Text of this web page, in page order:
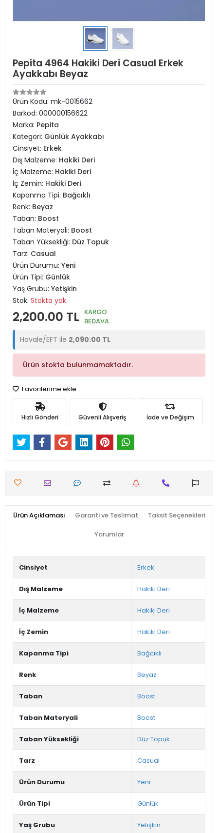
Pepita 4964 Hakiki Deri Casual Erkek
Ayakkabı Beyaz
Ürün Kodu: mk-0015662
Barkod: 000000156622
Marka: Pepita
Kategori: Günlük Ayakkabı
Cinsiyet: Erkek
Dış Malzeme: Hakiki Deri
İç Malzeme: Hakiki Deri
İç Zemin: Hakiki Deri
Kapanma Tipi: Bağcıklı
Renk: Beyaz
Taban: Boost
Taban Materyali: Boost
Taban Yüksekliği: Düz Topuk
Tarz: Casual
Ürün Durumu: Yeni
Ürün Tipi: Günlük
Yaş Grubu: Yetişkin
Stok: Stokta yok
2,200.00 TL KARGO
BEDAVA
Havale/EFT ile 2,090.00 TL
Ürün stokta bulunmamaktadır.
Favorilerime ekle
Hızlı Gönderi Güvenli Alışveriş İade ve Değişim
Ürün Açıklaması Garanti ve Teslimat Taksit Seçenekleri
Yorumlar
Cinsiyet Erkek
Dış Malzeme Hakiki Deri
İç Malzeme Hakiki Deri
İç Zemin Hakiki Deri
Kapanma Tipi Bağcıklı
Renk Beyaz
Taban Boost
Taban Materyali Boost
Taban Yüksekliği Düz Topuk
Tarz Casual
Ürün Durumu Yeni
Ürün Tipi Günlük
Yaş Grubu Yetişkin